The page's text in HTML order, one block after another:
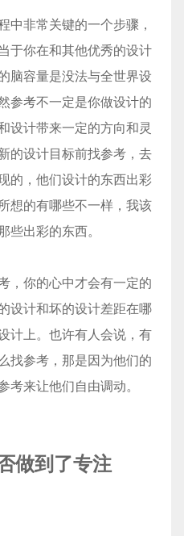
中非常关键的一个步骤，
于你在和其他优秀的设计
脑容量是没法与全世界设
参考不一定是你做设计的
设计带来一定的方向和灵
的设计目标前找参考，去
的，他们设计的东西出彩
想的有哪些不一样，我该
些出彩的东西。
，你的心中才会有一定的
设计和坏的设计差距在哪
计上。也许有人会说，有
找参考，那是因为他们的
考来让他们自由调动。
做到了专注